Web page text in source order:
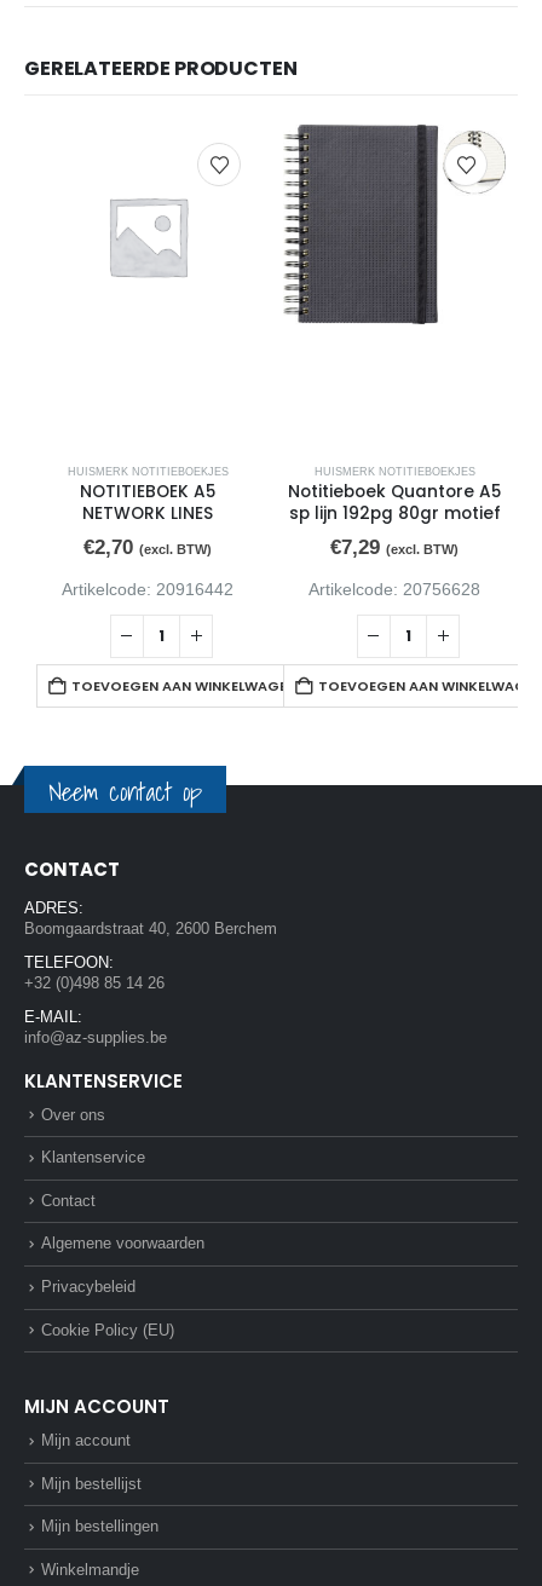
GERELATEERDE PRODUCTEN
HUISMERK NOTITIEBOEKJES
NOTITIEBOEK A5
NETWORK LINES
€2,70 (excl. BTW)
Artikelcode: 20916442
TOEVOEGEN AAN WINKELWAGEN
HUISMERK NOTITIEBOEKJES
Notitieboek Quantore A5
sp lijn 192pg 80gr motief
€7,29 (excl. BTW)
Artikelcode: 20756628
TOEVOEGEN AAN
Neem contact op
CONTACT
ADRES:
Boomgaardstraat 40, 2600 Berchem
TELEFOON:
+32 (0)498 85 14 26
E-MAIL:
info@az-supplies.be
KLANTENSERVICE
Over ons
Klantenservice
Contact
Algemene voorwaarden
Privacybeleid
Cookie Policy (EU)
MIJN ACCOUNT
Mijn account
Mijn bestellijst
Mijn bestellingen
Winkelmandje